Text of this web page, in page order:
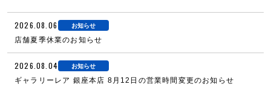
2026.08.06 お知らせ
店舗夏季休業のお知らせ
2026.08.04 お知らせ
ギャラリーレア 銀座本店 8月12日の営業時間変更のお知らせ